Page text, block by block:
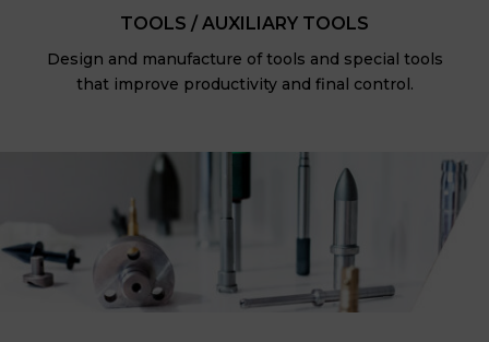
TOOLS / AUXILIARY TOOLS
Design and manufacture of tools and special tools
that improve productivity and final control.